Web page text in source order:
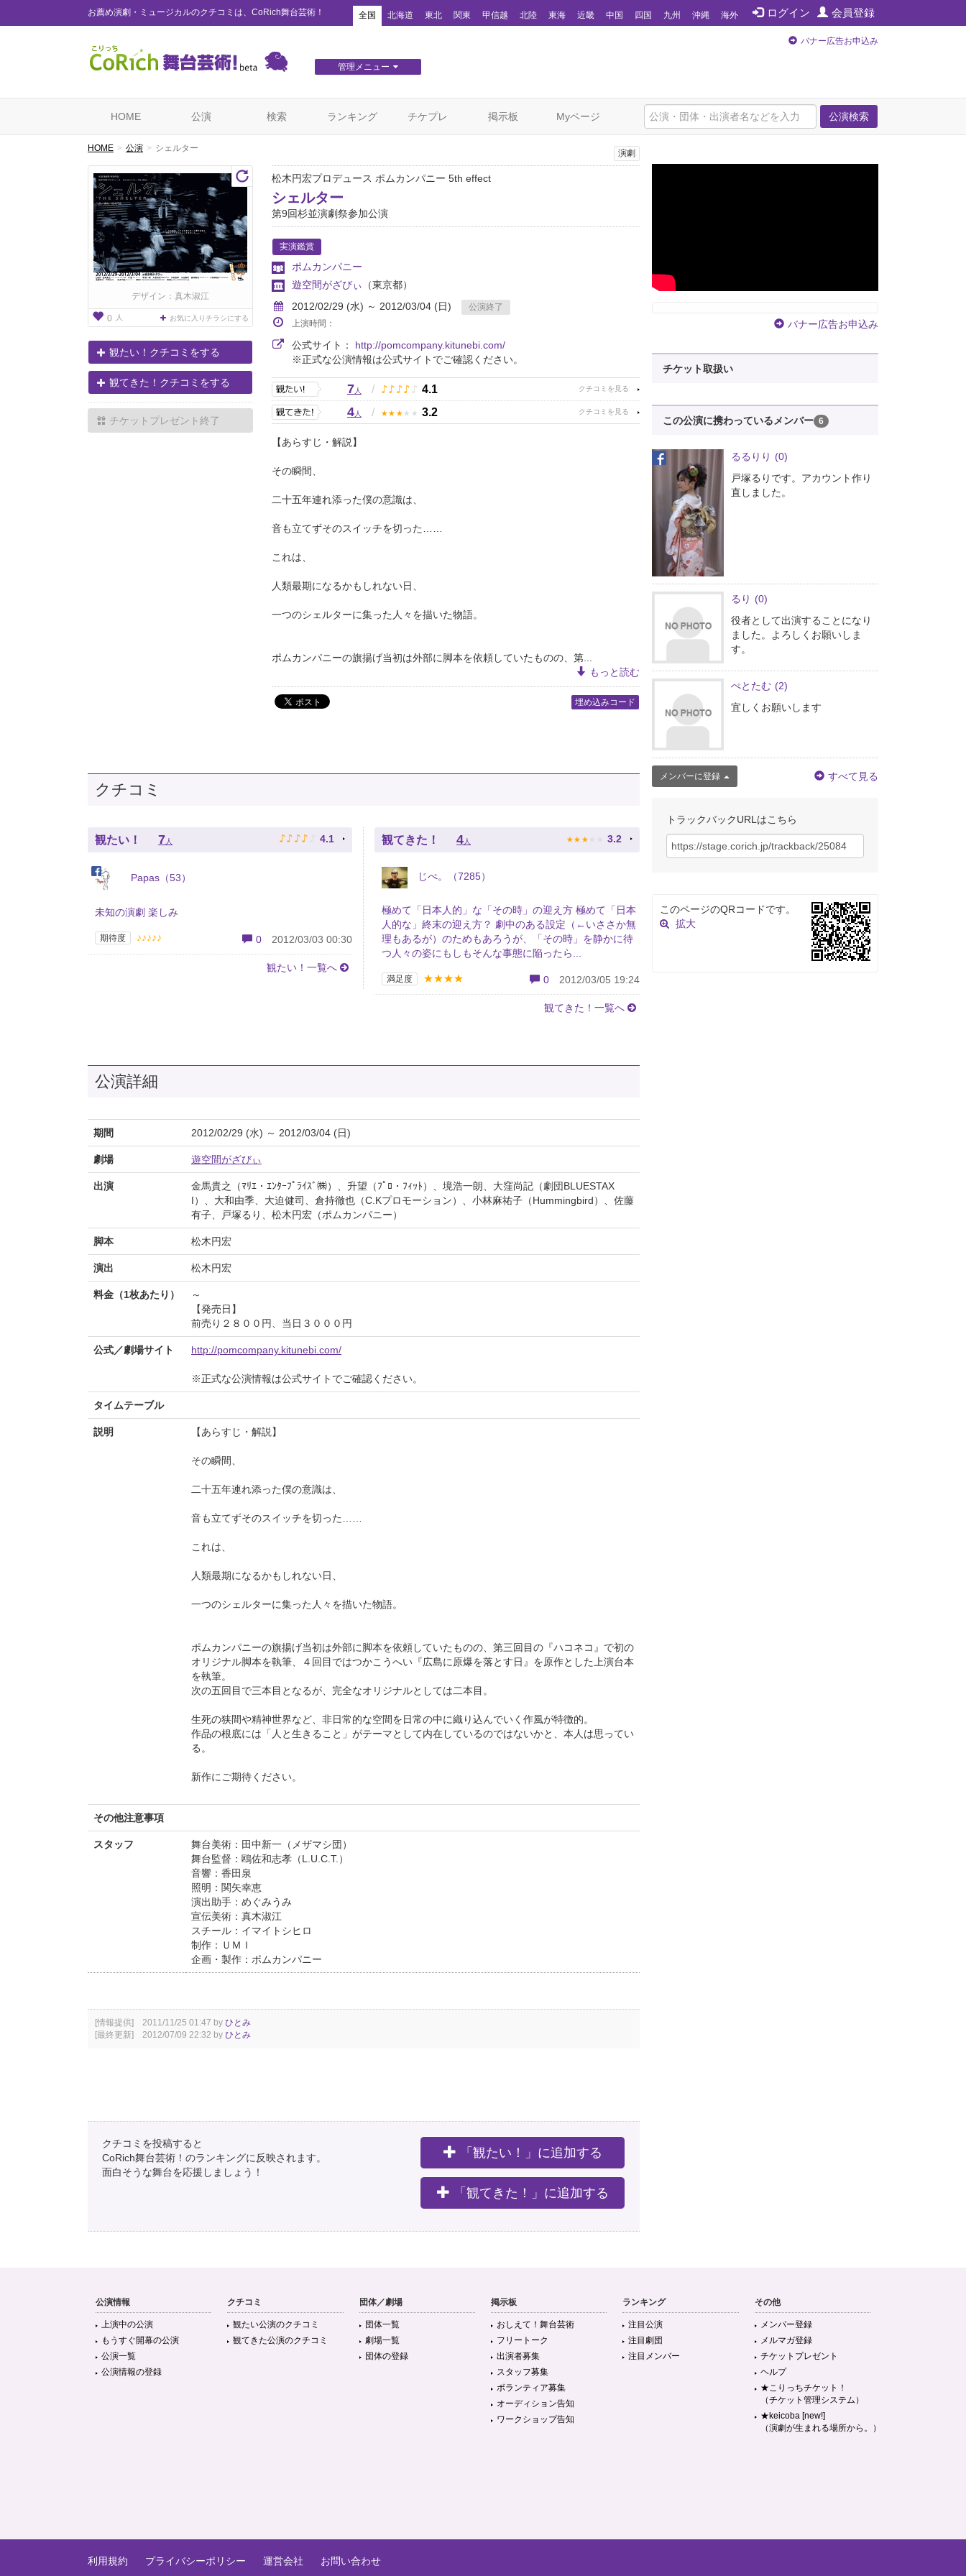
お薦め演劇・ミュージカルのクチコミは、CoRich舞台芸術！ ログイン 会員登録
全国 北海道 東北 関東 甲信越 北陸 東海 近畿 中国 四国 九州 沖縄 海外
管理メニュー
バナー広告お申込み
公演検索
HOME 公演 検索 ランキング チケプレ 掲示板 Myページ
HOME 公演 シェルター
デザイン：真木淑江
0 人 お気に入りチラシにする
観たい！クチコミをする
観てきた！クチコミをする
チケットプレゼント終了
演劇
松木円宏プロデュース ポムカンパニー 5th effect
シェルター
第9回杉並演劇祭参加公演
実演鑑賞
ポムカンパニー
遊空間がざびぃ （東京都）
2012/02/29 (水) ～ 2012/03/04 (日)
公演終了
上演時間：
公式サイト： http://pomcompany.kitunebi.com/
※正式な公演情報は公式サイトでご確認ください。
7人 / ♪ ♪ ♪ ♪ ♪ 4.1
4人 / ★ ★ ★ ★ ★ 3.2
【あらすじ・解説】
その瞬間、
二十五年連れ添った僕の意識は、
音も立てずそのスイッチを切った……
これは、
人類最期になるかもしれない日、
一つのシェルターに集った人々を描いた物語。
ポムカンパニーの旗揚げ当初は外部に脚本を依頼していたものの、第...
もっと読む
埋め込みコード
クチコミ
観たい！ 7 人 ♪ ♪ ♪ ♪ ♪ 4.1
Papas（53）
未知の演劇 楽しみ
期待度 ♪♪♪♪♪ 0 2012/03/03 00:30
観たい！一覧へ
観てきた！ 4 人 ★ ★ ★ ★ ★ 3.2
じべ。（7285）
極めて「日本人的」な「その時」の迎え方 極めて「日本
人的な」終末の迎え方？ 劇中のある設定（←いささか無
理もあるが）のためもあろうが、「その時」を静かに待
つ人々の姿にもしもそんな事態に陥ったら...
満足度 ★★★★ 0 2012/03/05 19:24
観てきた！一覧へ
公演詳細
期間 2012/02/29 (水) ～ 2012/03/04 (日)
劇場 遊空間がざびぃ
出演
金馬貴之（ﾏﾘｴ・ｴﾝﾀｰﾌﾟﾗｲｽﾞ㈱）、升望（ﾌﾟﾛ・ﾌｨｯﾄ）、境浩一朗、大窪尚記（劇団BLUESTAX
I）、大和由季、大迫健司、倉持徹也（C.Kプロモーション）、小林麻祐子（Hummingbird）、佐藤
有子、戸塚るり、松木円宏（ポムカンパニー）
脚本 松木円宏
演出 松木円宏
料金（1枚あたり）
～
【発売日】
前売り２８００円、当日３０００円
公式／劇場サイト http://pomcompany.kitunebi.com/
※正式な公演情報は公式サイトでご確認ください。
タイムテーブル
説明 【あらすじ・解説】
その瞬間、
二十五年連れ添った僕の意識は、
音も立てずそのスイッチを切った……
これは、
人類最期になるかもしれない日、
一つのシェルターに集った人々を描いた物語。
ポムカンパニーの旗揚げ当初は外部に脚本を依頼していたものの、第三回目の『ハコネコ』で初の
オリジナル脚本を執筆、４回目ではつかこうへい『広島に原爆を落とす日』を原作とした上演台本
を執筆。
次の五回目で三本目となるが、完全なオリジナルとしては二本目。
生死の狭間や精神世界など、非日常的な空間を日常の中に織り込んでいく作風が特徴的。
作品の根底には「人と生きること」がテーマとして内在しているのではないかと、本人は思ってい
る。
新作にご期待ください。
その他注意事項
スタッフ
舞台美術：田中新一（メザマシ団）
舞台監督：鴎佐和志孝（L.U.C.T.）
音響：香田泉
照明：関矢幸恵
演出助手：めぐみうみ
宣伝美術：真木淑江
スチール：イマイトシヒロ
制作：ＵＭＩ
企画・製作：ポムカンパニー
[情報提供] 2011/11/25 01:47 by ひとみ
[最終更新] 2012/07/09 22:32 by ひとみ
クチコミを投稿すると
CoRich舞台芸術！のランキングに反映されます。
面白そうな舞台を応援しましょう！
「観たい！」に追加する
「観てきた！」に追加する
バナー広告お申込み
チケット取扱い
この公演に携わっているメンバー 6
るるりり (0)
戸塚るりです。アカウント作り
直しました。
るり (0)
役者として出演することになり
ました。よろしくお願いしま
す。
ぺとたむ (2)
宜しくお願いします
メンバーに登録 すべて見る
トラックバックURLはこちら
このページのQRコードです。
拡大
公演情報
上演中の公演
もうすぐ開幕の公演
公演一覧
公演情報の登録
クチコミ
観たい公演のクチコミ
観てきた公演のクチコミ
団体／劇場
団体一覧
劇場一覧
団体の登録
掲示板
おしえて！舞台芸術
フリートーク
出演者募集
スタッフ募集
ボランティア募集
オーディション告知
ワークショップ告知
ランキング
注目公演
注目劇団
注目メンバー
その他
メンバー登録
メルマガ登録
チケットプレゼント
ヘルプ
★こりっちチケット！
（チケット管理システム）
★keicoba [new!]
（演劇が生まれる場所から。）
利用規約 プライバシーポリシー 運営会社 お問い合わせ